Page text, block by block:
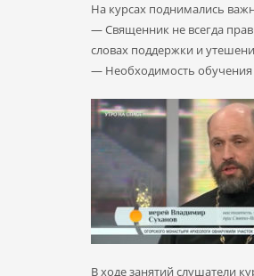
На курсах поднимались
— Священник не всегда
словах поддержки и
— Необходимость обучения
В ходе занятий слушатели